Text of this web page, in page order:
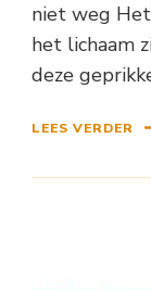
niet weg
het lichaam
deze
LEES VERDER